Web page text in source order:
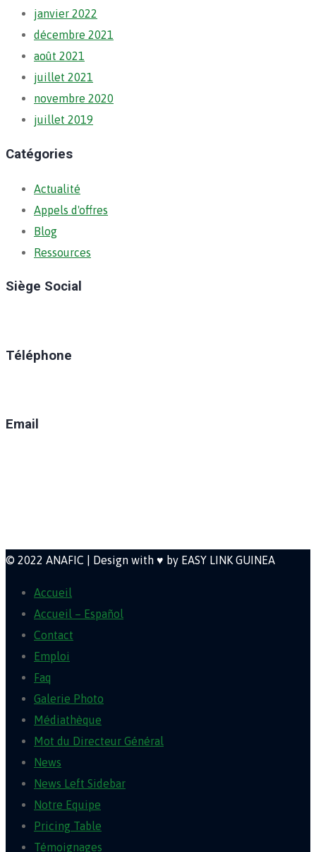
janvier 2022
décembre 2021
août 2021
juillet 2021
novembre 2020
juillet 2019
Catégories
Actualité
Appels d'offres
Blog
Ressources
Siège Social
Téléphone
Email
© 2022 ANAFIC | Design with ♥ by EASY LINK GUINEA
Accueil
Accueil – Español
Contact
Emploi
Faq
Galerie Photo
Médiathèque
Mot du Directeur Général
News
News Left Sidebar
Notre Equipe
Pricing Table
Témoignages